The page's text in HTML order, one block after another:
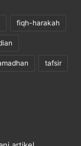
fiqh-harakah
tafsir